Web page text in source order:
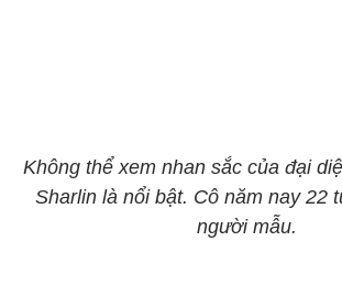
Không thể xem nhan sắc của đại
Sharlin là nổi bật. Cô năm nay 22
người mẫu.